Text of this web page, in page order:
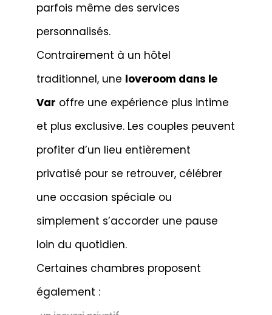
parfois même des services
personnalisés.
Contrairement à un hôtel
traditionnel, une loveroom dans le
Var offre une expérience plus intime
et plus exclusive. Les couples peuvent
profiter d’un lieu entièrement
privatisé pour se retrouver, célébrer
une occasion spéciale ou
simplement s’accorder une pause
loin du quotidien.
Certaines chambres proposent
également :